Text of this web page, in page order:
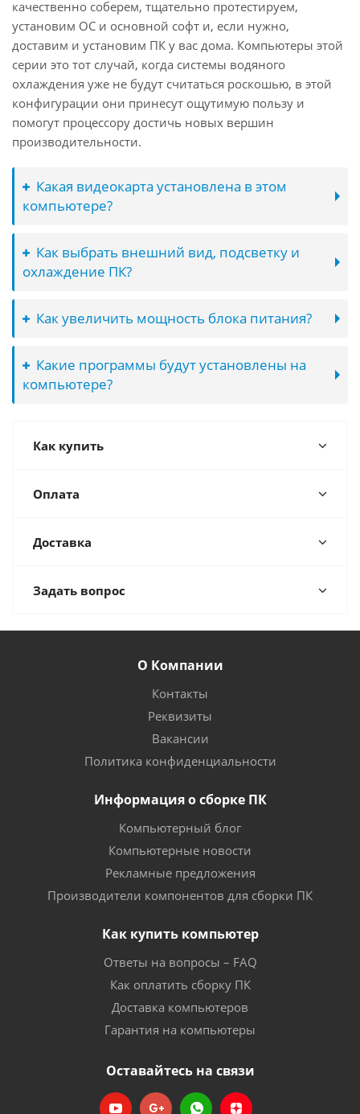
качественно соберем, тщательно протестируем,
установим ОС и основной софт и, если нужно,
доставим и установим ПК у вас дома. Компьютеры этой
серии это тот случай, когда системы водяного
охлаждения уже не будут считаться роскошью, в этой
конфигурации они принесут ощутимую пользу и
помогут процессору достичь новых вершин
производительности.
Какая видеокарта установлена в этом
компьютере?
Как выбрать внешний вид, подсветку и
охлаждение ПК?
Как увеличить мощность блока питания?
Какие программы будут установлены на
компьютере?
Как купить
Оплата
Доставка
Задать вопрос
О Компании
Контакты
Реквизиты
Вакансии
Политика конфиденциальности
Информация о сборке ПК
Компьютерный блог
Компьютерные новости
Рекламные предложения
Производители компонентов для сборки ПК
Как купить компьютер
Ответы на вопросы – FAQ
Как оплатить сборку ПК
Доставка компьютеров
Гарантия на компьютеры
Оставайтесь на связи